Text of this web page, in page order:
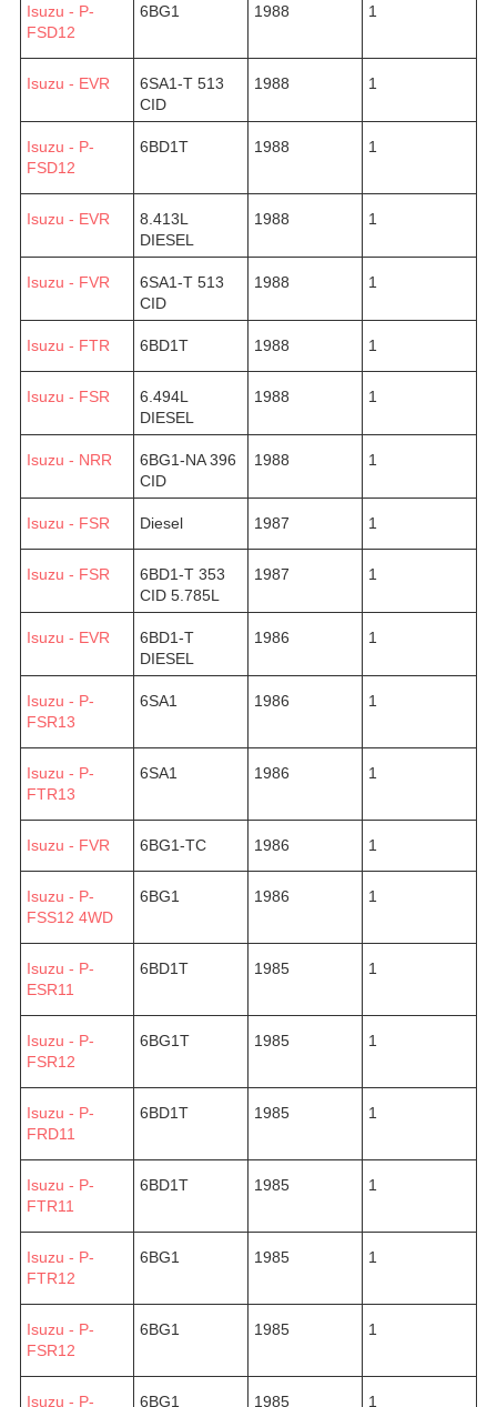
Isuzu - P-
FSD12
6BG1 1988 1
Isuzu - EVR
6SA1-T 513
CID
1988 1
Isuzu - P-
FSD12
6BD1T 1988 1
Isuzu - EVR
8.413L
DIESEL
1988 1
Isuzu - FVR
6SA1-T 513
CID
1988 1
Isuzu - FTR 6BD1T 1988 1
Isuzu - FSR
6.494L
DIESEL
1988 1
Isuzu - NRR
6BG1-NA 396
CID
1988 1
Isuzu - FSR Diesel 1987 1
Isuzu - FSR
6BD1-T 353
CID 5.785L
1987 1
Isuzu - EVR
6BD1-T
DIESEL
1986 1
Isuzu - P-
FSR13
6SA1 1986 1
Isuzu - P-
FTR13
6SA1 1986 1
Isuzu - FVR 6BG1-TC 1986 1
Isuzu - P-
FSS12 4WD
6BG1 1986 1
Isuzu - P-
ESR11
6BD1T 1985 1
Isuzu - P-
FSR12
6BG1T 1985 1
Isuzu - P-
FRD11
6BD1T 1985 1
Isuzu - P-
FTR11
6BD1T 1985 1
Isuzu - P-
FTR12
6BG1 1985 1
Isuzu - P-
FSR12
6BG1 1985 1
Isuzu - P- 6BG1 1985 1